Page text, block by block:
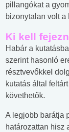
pillangókat a
bizonytalan volt a
Ki kell
Habár a
szerint hasonló
résztvevőkkel
kutatás által feltárt
követhetők.
A legjobb barátja
határozattan hisz